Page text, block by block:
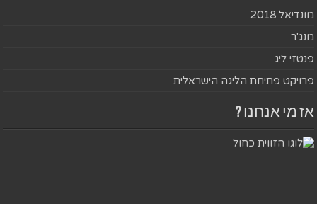
מונדיאל 2018
מנג'ר
פנטזי ליג
פרויקט פתיחת הליגה הישראלית
אז מי אנחנו ?